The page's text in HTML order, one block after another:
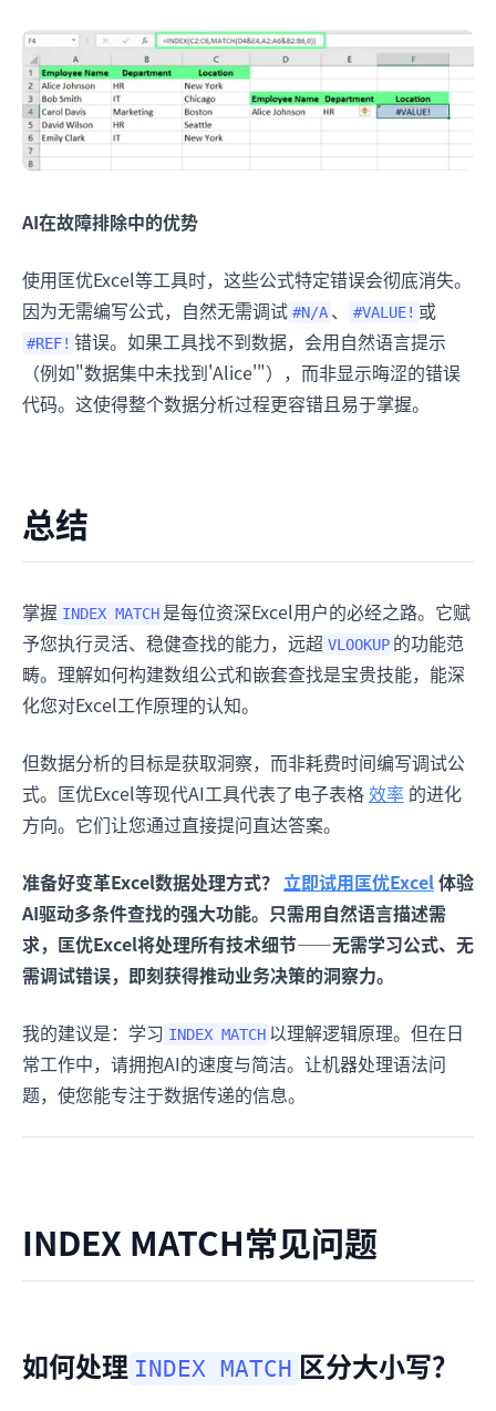
AI在故障排除中的优势
使用匡优Excel等工具时，这些公式特定错误会彻底消失。
因为无需编写公式，自然无需调试 #N/A 、 #VALUE! 或
#REF! 错误。如果工具找不到数据，会用自然语言提示
（例如"数据集中未找到'Alice'"），而非显示晦涩的错误
代码。这使得整个数据分析过程更容错且易于掌握。
总结
掌握 INDEX MATCH 是每位资深Excel用户的必经之路。它赋
予您执行灵活、稳健查找的能力，远超 VLOOKUP 的功能范
畴。理解如何构建数组公式和嵌套查找是宝贵技能，能深
化您对Excel工作原理的认知。
但数据分析的目标是获取洞察，而非耗费时间编写调试公
式。匡优Excel等现代AI工具代表了电子表格 效率 的进化
方向。它们让您通过直接提问直达答案。
准备好变革Excel数据处理方式？ 立即试用匡优Excel体验
AI驱动多条件查找的强大功能。只需用自然语言描述需
求，匡优Excel将处理所有技术细节——无需学习公式、无
需调试错误，即刻获得推动业务决策的洞察力。
我的建议是：学习 INDEX MATCH 以理解逻辑原理。但在日
常工作中，请拥抱AI的速度与简洁。让机器处理语法问
题，使您能专注于数据传递的信息。
INDEX MATCH常见问题
如何处理 INDEX MATCH 区分大小写？